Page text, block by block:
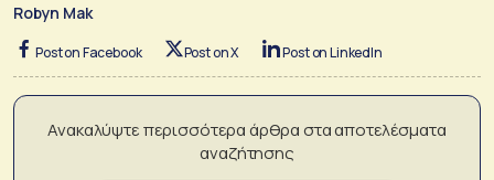
Robyn Mak
Post on Facebook Post on X Post on LinkedIn
Ανακαλύψτε περισσότερα άρθρα στα αποτελέσματα
αναζήτησης